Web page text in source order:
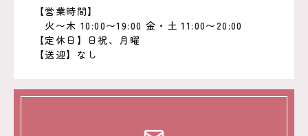
【営業時間】
火〜木 10:00〜19:00 金・土 11:00〜20:00
【定休日】日祝、月曜
【送迎】なし